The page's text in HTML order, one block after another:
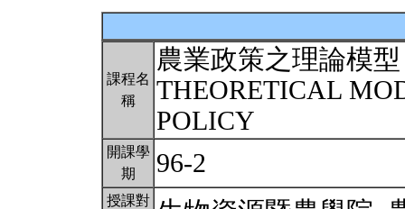
課程名
稱
農業政策之理論模型
THEORETICAL
POLICY
開課學
期
96-2
授課對